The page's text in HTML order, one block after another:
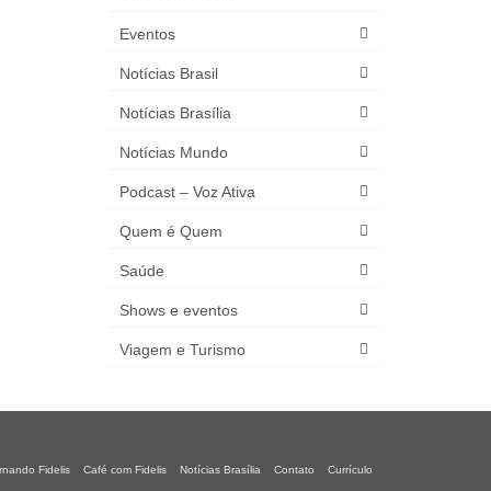
Eventos
Notícias Brasil
Notícias Brasília
Notícias Mundo
Podcast – Voz Ativa
Quem é Quem
Saúde
Shows e eventos
Viagem e Turismo
Fidelis Café com Fidelis Notícias Brasília Contato Currículo